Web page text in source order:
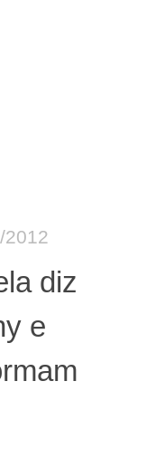
2012
diz
e